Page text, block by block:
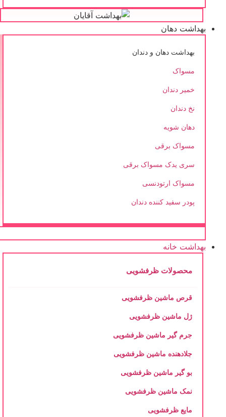
بهداشت دهان
بهداشت دهان و دندان
مسواک
خمیر دندان
نخ دندان
دهان شویه
مسواک برقی
سری یدک مسواک برقی
مسواک ارتودنسی
پودر سفید کننده دندان
بهداشت خانه
محصولات ظرفشویی
قرص ماشین ظرفشویی
ژل ماشین ظرفشویی
جرم گیر ماشین ظرفشویی
جلادهنده ماشین ظرفشویی
بو گیر ماشین ظرفشویی
نمک ماشین ظرفشویی
مایع ظرفشویی